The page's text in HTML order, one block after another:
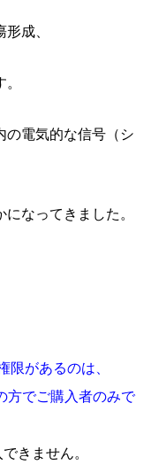
成、
の電気的な信号（シ
なってきました。
限があるのは、
方でご購入者のみで
きません。